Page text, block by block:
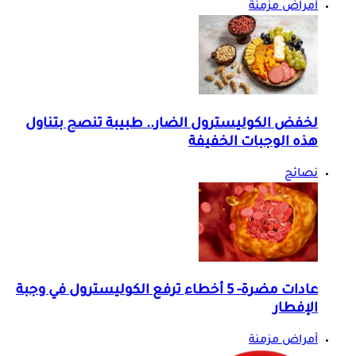
أمراض مزمنة
لخفض الكوليسترول الضار.. طبيبة تنصح بتناول
هذه الوجبات الخفيفة
نصائح
عادات مضرة- 5 أخطاء ترفع الكوليسترول في وجبة
الإفطار
أمراض مزمنة